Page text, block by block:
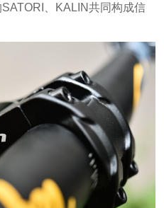
、KALIN共同构成信